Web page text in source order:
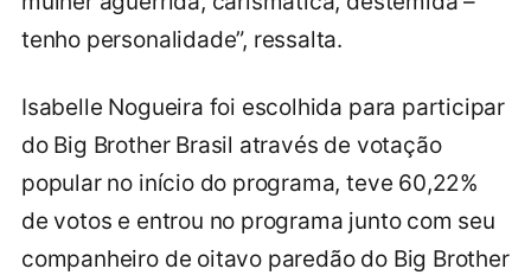
tenho personalidade”, ressalta.
Isabelle Nogueira foi escolhida para participar
do Big Brother Brasil através de votação
popular no início do programa, teve 60,22%
de votos e entrou no programa junto com seu
companheiro de oitavo paredão do Big Brother